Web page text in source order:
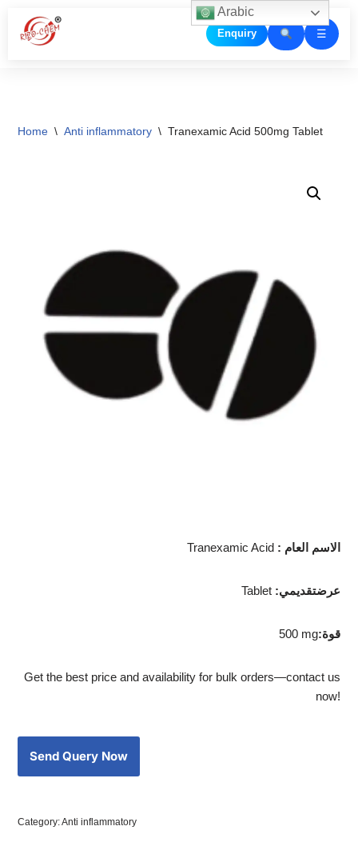
Skip
Enquiry ☰
Home \ Anti inflammatory \ Tranexamic Acid 500mg Tablet
Tranexamic Acid : الاسم العام
Tablet :عرضتقديمي
500 mg :قوة
Get the best price and availability for bulk orders—contact us
now!
Category:Anti inflammatory
Arabic